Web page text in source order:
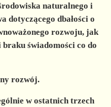
naturalnego i
dotyczącego dbałości o
rozwoju, jak
świadomości co do
rozwój.
w ostatnich trzech